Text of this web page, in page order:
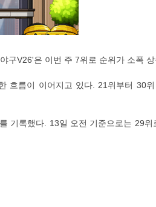
구V26'은 이번 주 7위로 순위가 소폭
흐름이 이어지고 있다. 21위부터 30
기록했다. 13일 오전 기준으로는 29